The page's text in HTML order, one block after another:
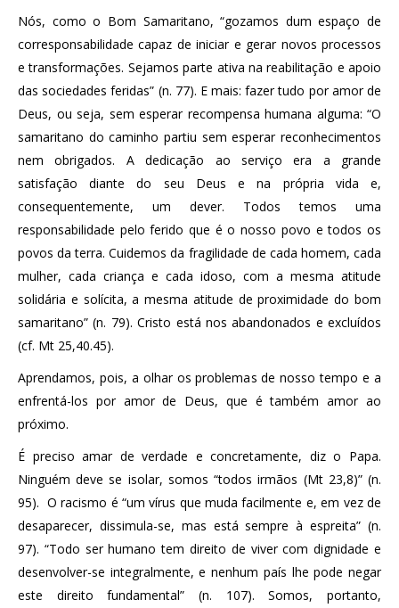
Nós, como o Bom Samaritano, “gozamos dum espaço de
corresponsabilidade capaz de iniciar e gerar novos processos
e transformações. Sejamos parte ativa na reabilitação e apoio
das sociedades feridas” (n. 77). E mais: fazer tudo por amor de
Deus, ou seja, sem esperar recompensa humana alguma: “O
samaritano do caminho partiu sem esperar reconhecimentos
nem obrigados. A dedicação ao serviço era a grande
satisfação diante do seu Deus e na própria vida e,
consequentemente, um dever. Todos temos uma
responsabilidade pelo ferido que é o nosso povo e todos os
povos da terra. Cuidemos da fragilidade de cada homem, cada
mulher, cada criança e cada idoso, com a mesma atitude
solidária e solícita, a mesma atitude de proximidade do bom
samaritano” (n. 79). Cristo está nos abandonados e excluídos
(cf. Mt 25,40.45).
Aprendamos, pois, a olhar os problemas de nosso tempo e a
enfrentá-los por amor de Deus, que é também amor ao
próximo.
É preciso amar de verdade e concretamente, diz o Papa.
Ninguém deve se isolar, somos “todos irmãos (Mt 23,8)” (n.
95). O racismo é “um vírus que muda facilmente e, em vez de
desaparecer, dissimula-se, mas está sempre à espreita” (n.
97). “Todo ser humano tem direito de viver com dignidade e
desenvolver-se integralmente, e nenhum país lhe pode negar
este direito fundamental” (n. 107). Somos, portanto,